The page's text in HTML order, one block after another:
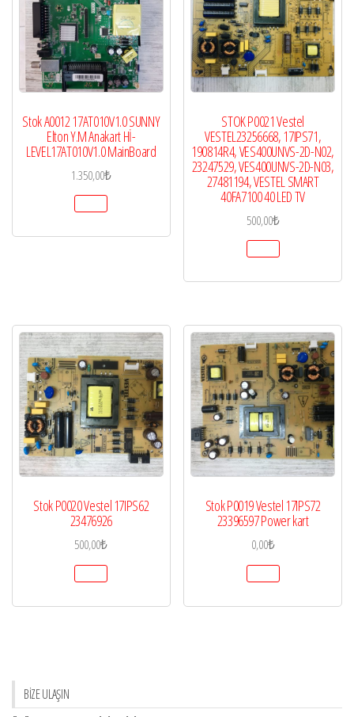
Stok A0012 17AT010V1.0 SUNNY
Elton Y.M Anakart Hİ-
LEVEL17AT010V1.0 MainBoard
1.350,00₺
STOK P0021 Vestel
VESTEL23256668, 17IPS71,
190814R4, VES400UNVS-2D-N02,
23247529, VES400UNVS-2D-N03,
27481194, VESTEL SMART
40FA7100 40 LED TV
500,00₺
Stok P0020 Vestel 17IPS62
23476926
500,00₺
Stok P0019 Vestel 17IPS72
23396597 Power kart
0,00₺
BİZE ULAŞIN